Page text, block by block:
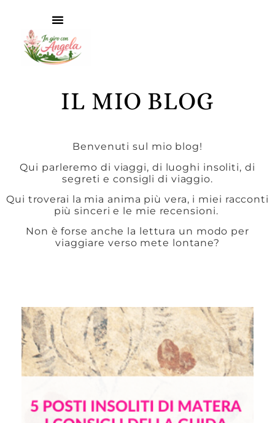
IL MIO BLOG
Benvenuti sul mio blog!
Qui parleremo di viaggi, di luoghi insoliti, di
segreti e consigli di viaggio.
Qui troverai la mia anima più vera, i miei racconti
più sinceri e le mie recensioni.
Non è forse anche la lettura un modo per
viaggiare verso mete lontane?